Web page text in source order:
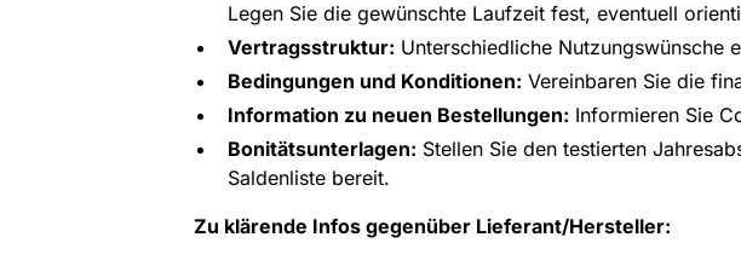
Legen Sie die gewünschte Laufzeit fest, eventuell
Vertragsstruktur: Unterschiedliche Nutzungswünsche
Bedingungen und Konditionen: Vereinbaren Sie die
Information zu neuen Bestellungen: Informieren Sie
Bonitätsunterlagen: Stellen Sie den testierten
Saldenliste bereit.
Zu klärende Infos gegenüber Lieferant/Hersteller: